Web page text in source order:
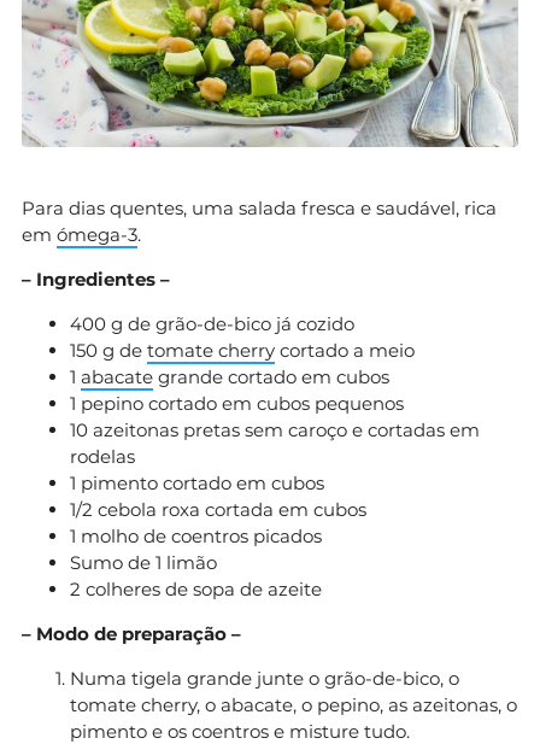
Para dias quentes, uma salada fresca e saudável, rica
em ómega-3.
– Ingredientes –
400 g de grão-de-bico já cozido
150 g de tomate cherry cortado a meio
1 abacate grande cortado em cubos
1 pepino cortado em cubos pequenos
10 azeitonas pretas sem caroço e cortadas em
rodelas
1 pimento cortado em cubos
1/2 cebola roxa cortada em cubos
1 molho de coentros picados
Sumo de 1 limão
2 colheres de sopa de azeite
– Modo de preparação –
Numa tigela grande junte o grão-de-bico, o
tomate cherry, o abacate, o pepino, as azeitonas, o
pimento e os coentros e misture tudo.